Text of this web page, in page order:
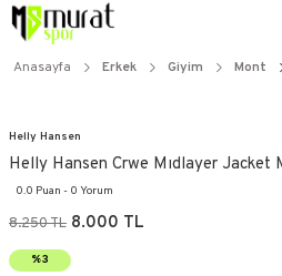
Anasayfa Erkek Giyim Mont
Helly Hansen
Helly Hansen Crwe Mıdlayer Jacket
0.0 Puan - 0 Yorum
8.250 TL 8.000 TL
%3